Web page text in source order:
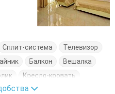
Сплит-система
Телевизор
Балкон
Вешалка
Кресло-кровать
Кровать двуспальная